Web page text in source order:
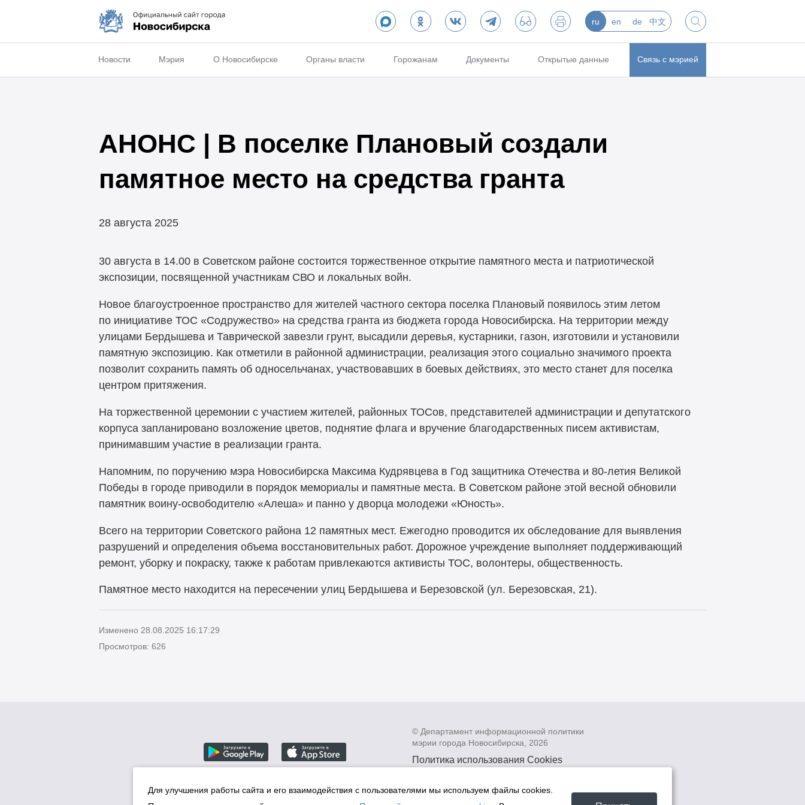
ru en de 中文
Новости Мэрия О Новосибирске Органы власти Горожанам Документы Открытые данные Связь с мэрией
АНОНС | В поселке Плановый создали
памятное место на средства гранта
28 августа 2025
30 августа в 14.00 в Советском районе состоится торжественное открытие памятного места и патриотической
экспозиции, посвященной участникам СВО и локальных войн.
Новое благоустроенное пространство для жителей частного сектора поселка Плановый появилось этим летом
по инициативе ТОС «Содружество» на средства гранта из бюджета города Новосибирска. На территории между
улицами Бердышева и Таврической завезли грунт, высадили деревья, кустарники, газон, изготовили и установили
памятную экспозицию. Как отметили в районной администрации, реализация этого социально значимого проекта
позволит сохранить память об односельчанах, участвовавших в боевых действиях, это место станет для поселка
центром притяжения.
На торжественной церемонии с участием жителей, районных ТОСов, представителей администрации и депутатского
корпуса запланировано возложение цветов, поднятие флага и вручение благодарственных писем активистам,
принимавшим участие в реализации гранта.
Напомним, по поручению мэра Новосибирска Максима Кудрявцева в Год защитника Отечества и 80-летия Великой
Победы в городе приводили в порядок мемориалы и памятные места. В Советском районе этой весной обновили
памятник воину-освободителю «Алеша» и панно у дворца молодежи «Юность».
Всего на территории Советского района 12 памятных мест. Ежегодно проводится их обследование для выявления
разрушений и определения объема восстановительных работ. Дорожное учреждение выполняет поддерживающий
ремонт, уборку и покраску, также к работам привлекаются активисты ТОС, волонтеры, общественность.
Памятное место находится на пересечении улиц Бердышева и Березовской (ул. Березовская, 21).
Изменено 28.08.2025 16:17:29
Просмотров: 626
© Департамент информационной политики
мэрии города Новосибирска, 2026
Политика использования Cookies
данных в информационных системах
мэрии города Новосибирска
Для улучшения работы сайта и его взаимодействия с пользователями мы используем файлы cookies.